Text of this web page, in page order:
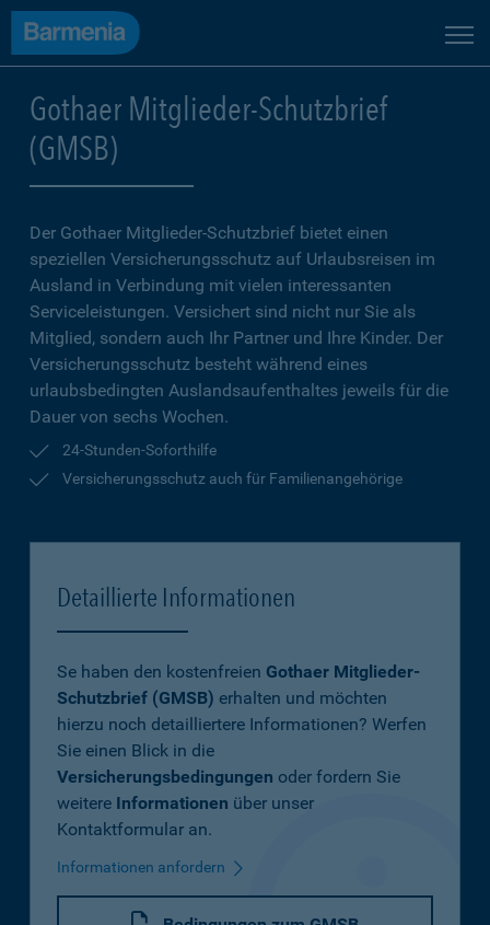
Gothaer Mitglieder-Schutzbrief
(GMSB)
Der Gothaer Mitglieder-Schutz­brief bietet einen
speziellen Versicherungsschutz auf Urlaubsreisen im
Ausland in Verbindung mit vielen interessanten
Serviceleistungen. Versichert sind nicht nur Sie als
Mitglied, sondern auch Ihr Partner und Ihre Kinder. Der
Versicherungsschutz besteht während eines
urlaubsbedingten Auslandsaufenthaltes jeweils für die
Dauer von sechs Wochen.
24-Stunden-Soforthilfe
Versicherungsschutz auch für Familienangehörige
Detaillierte Informationen
Se haben den kostenfreien Gothaer Mitglieder-
Schutzbrief (GMSB) erhalten und möchten
hierzu noch detailliertere Informationen? Werfen
Sie einen Blick in die
Versicherungsbedingungen oder fordern Sie
weitere Informationen über unser
Kontaktformular an.
Informationen anfordern